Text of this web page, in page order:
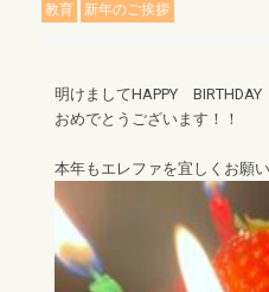
教育 新年のご挨拶
明けましてHAPPY BIRTHDAY
おめでとうございます！！
本年もエレファを宜しくお願